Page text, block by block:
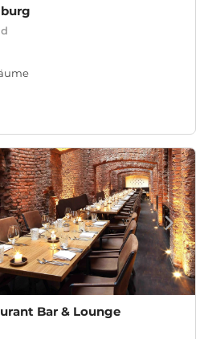
Bar & Lounge